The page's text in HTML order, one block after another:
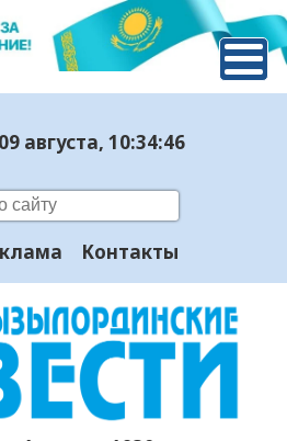
августа, 10:34:47
Контакты